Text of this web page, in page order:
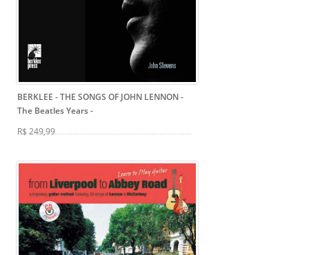
BERKLEE - THE SONGS OF JOHN LENNON -
The Beatles Years-
R$ 249,99